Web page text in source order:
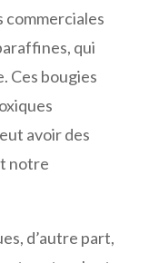
commerciales
qui
Ces bougies
avoir des
notre
d’autre part,